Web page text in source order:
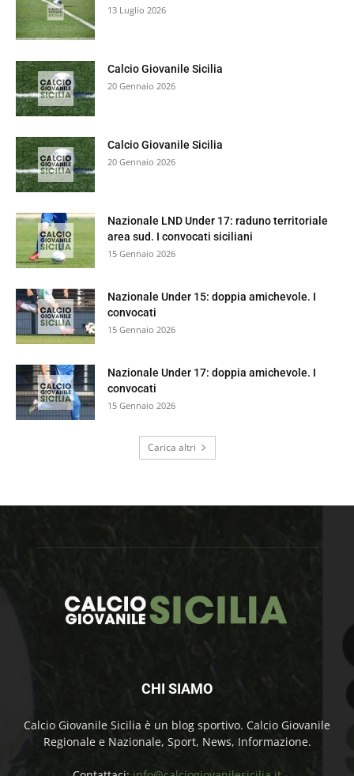
13 Luglio 2026
Calcio Giovanile Sicilia
20 Gennaio 2026
Calcio Giovanile Sicilia
20 Gennaio 2026
Nazionale LND Under 17: raduno territoriale
area sud. I convocati siciliani
15 Gennaio 2026
Nazionale Under 15: doppia amichevole. I
convocati
15 Gennaio 2026
Nazionale Under 17: doppia amichevole. I
convocati
15 Gennaio 2026
Carica altri
CHI SIAMO
Calcio Giovanile Sicilia è un blog sportivo. Calcio Giovanile
Regionale e Nazionale, Sport, News, Informazione.